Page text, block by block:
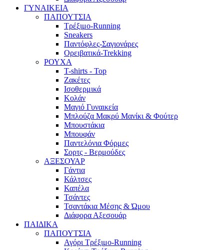
ΓΥΝΑΙΚΕΙΑ
ΠΑΠΟΥΤΣΙΑ
Τρέξιμο-Running
Sneakers
Παντόφλες-Σαγιονάρες
Ορειβατικά-Trekking
ΡΟΥΧΑ
T-shirts - Top
Ζακέτες
Ισοθερμικά
Κολάν
Μαγιό Γυναικεία
Μπλούζα Μακρύ Μανίκι & Φούτερ
Μπουστάκια
Μπουφάν
Παντελόνια Φόρμες
Σορτς - Βερμούδες
ΑΞΕΣΟΥΑΡ
Γάντια
Κάλτσες
Καπέλα
Τσάντες
Τσαντάκια Μέσης & Ώμου
Διάφορα Αξεσουάρ
ΠΑΙΔΙΚΑ
ΠΑΠΟΥΤΣΙΑ
Αγόρι Τρέξιμο-Running